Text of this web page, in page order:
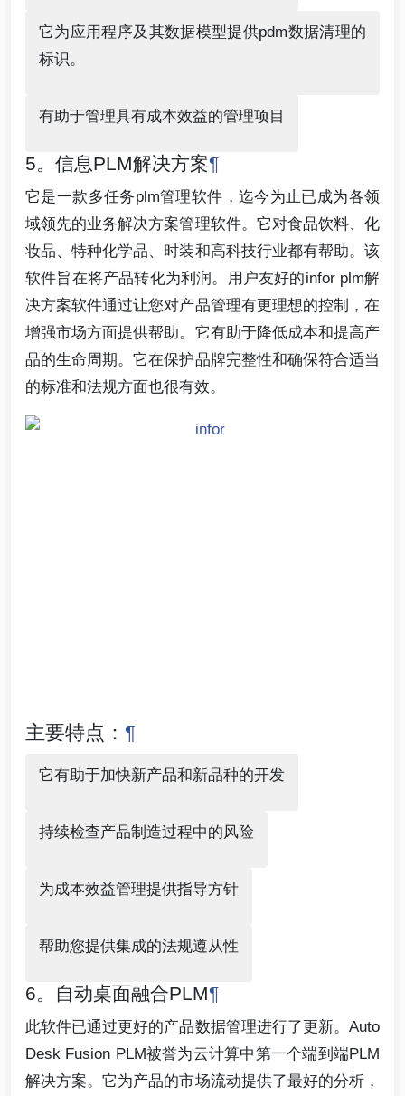
它为应用程序及其数据模型提供pdm数据清理的
标识。
有助于管理具有成本效益的管理项目
5。信息PLM解决方案¶
它是一款多任务plm管理软件，迄今为止已成为各领
域领先的业务解决方案管理软件。它对食品饮料、化
妆品、特种化学品、时装和高科技行业都有帮助。该
软件旨在将产品转化为利润。用户友好的infor plm解
决方案软件通过让您对产品管理有更理想的控制，在
增强市场方面提供帮助。它有助于降低成本和提高产
品的生命周期。它在保护品牌完整性和确保符合适当
的标准和法规方面也很有效。
主要特点： ¶
它有助于加快新产品和新品种的开发
持续检查产品制造过程中的风险
为成本效益管理提供指导方针
帮助您提供集成的法规遵从性
6。自动桌面融合PLM¶
此软件已通过更好的产品数据管理进行了更新。Auto
Desk Fusion PLM被誉为云计算中第一个端到端PLM
解决方案。它为产品的市场流动提供了最好的分析，